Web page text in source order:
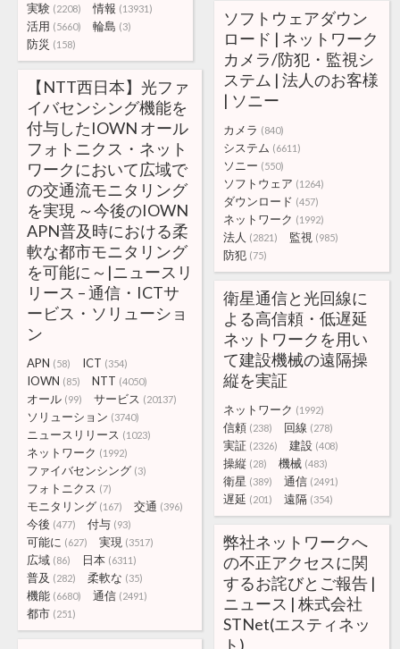
実験 (2208) 情報 (13931)
活用 (5660) 輪島 (3)
防災 (158)
ソフトウェアダウン
ロード | ネットワーク
カメラ/防犯・監視シ
ステム | 法人のお客様
| ソニー
カメラ (840)
システム (6611)
ソニー (550)
ソフトウェア (1264)
ダウンロード (457)
ネットワーク (1992)
法人 (2821) 監視 (985)
防犯 (75)
【NTT西日本】光ファ
イバセンシング機能を
付与したIOWN オール
フォトニクス・ネット
ワークにおいて広域で
の交通流モニタリング
を実現 ～今後のIOWN
APN普及時における柔
軟な都市モニタリング
を可能に～|ニュースリ
リース – 通信・ICTサ
ービス・ソリューショ
ン
APN (58) ICT (354)
IOWN (85) NTT (4050)
オール (99) サービス (20137)
ソリューション (3740)
ニュースリリース (1023)
ネットワーク (1992)
ファイバセンシング (3)
フォトニクス (7)
モニタリング (167) 交通 (396)
今後 (477) 付与 (93)
可能に (627) 実現 (3517)
広域 (86) 日本 (6311)
普及 (282) 柔軟な (35)
機能 (6680) 通信 (2491)
都市 (251)
衛星通信と光回線に
よる高信頼・低遅延
ネットワークを用い
て建設機械の遠隔操
縦を実証
ネットワーク (1992)
信頼 (238) 回線 (278)
実証 (2326) 建設 (408)
操縦 (28) 機械 (483)
衛星 (389) 通信 (2491)
遅延 (201) 遠隔 (354)
弊社ネットワークへ
の不正アクセスに関
するお詫びとご報告 |
ニュース | 株式会社
STNet(エスティネッ
ト)